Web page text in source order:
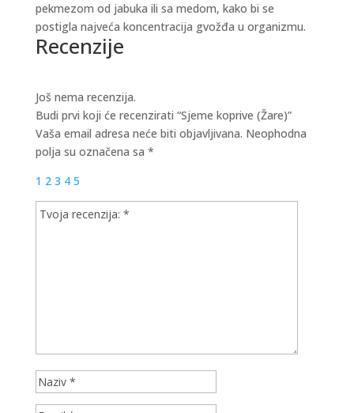
pekmezom od jabuka ili sa medom, kako bi se
postigla najveća koncentracija gvožđa u organizmu.
Recenzije
Još nema recenzija.
Budi prvi koji će recenzirati “Sjeme koprive (Žare)”
Vaša email adresa neće biti objavljivana. Neophodna
polja su označena sa *
1 2 3 4 5